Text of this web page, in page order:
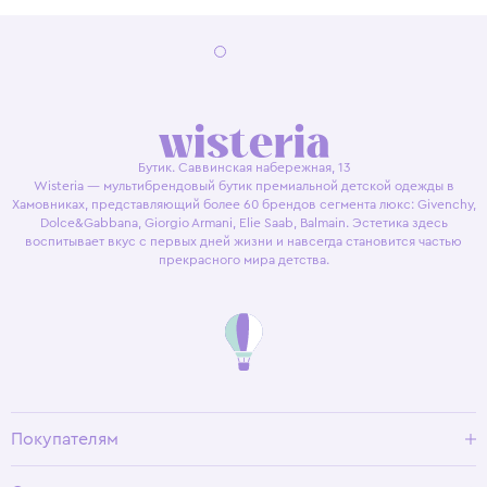
Бутик. Саввинская набережная, 13
Wisteria — мультибрендовый бутик премиальной детской одежды в
Хамовниках, представляющий более 60 брендов сегмента люкс: Givenchy,
Dolce&Gabbana, Giorgio Armani, Elie Saab, Balmain. Эстетика здесь
воспитывает вкус с первых дней жизни и навсегда становится частью
прекрасного мира детства.
Покупателям